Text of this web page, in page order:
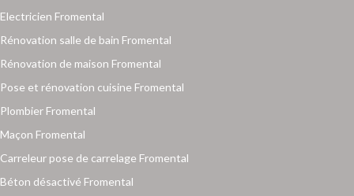
Electricien Fromental
Rénovation salle de bain Fromental
Rénovation de maison Fromental
Pose et rénovation cuisine Fromental
Plombier Fromental
Maçon Fromental
Carreleur pose de carrelage Fromental
Béton désactivé Fromental